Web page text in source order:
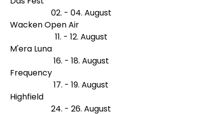
02. - 04. August
Wacken Open Air
11. - 12. August
M'era Luna
16. - 18. August
Frequency
17. - 19. August
Highfield
24. - 26. August